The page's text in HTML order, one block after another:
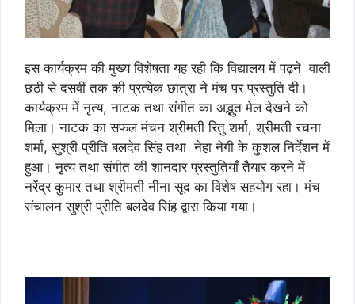
इस कार्यक्रम की मुख्य विशेषता यह रही कि विद्यालय में पढ़ने वाली
छठी से दसवीं तक की प्रत्येक छात्रा ने मंच पर प्रस्तुति दी।
कार्यक्रम में नृत्य, नाटक तथा संगीत का अद्भुत मेल देखने को
मिला। नाटक का सफल मंचन श्रीमती रितु शर्मा, श्रीमती रचना
शर्मा, सुश्री प्रीति बलदेव सिंह तथा नेहा नेगी के कुशल निर्देशन में
हुआ। नृत्य तथा संगीत की शानदार प्रस्तुतियाँ तैयार करने में
नरेंद्र कुमार तथा श्रीमती नीना सूद का विशेष सहयोग रहा। मंच
संचालन सुश्री प्रीति बलदेव सिंह द्वारा किया गया।